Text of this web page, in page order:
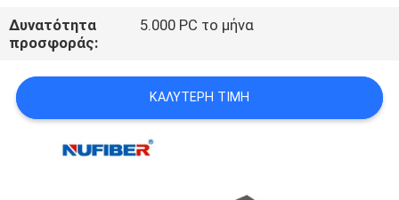
ΕΙΔΉΣΕΙΣ
ΖΗΤΉΣΤΕ
ΈΝΑ
ΑΠΌΣΠΑΣΜΑ
Δυνατότητα
προσφοράς:
5.000 PC το μήνα
ΚΑΛΎΤΕΡΗ ΤΙΜΉ